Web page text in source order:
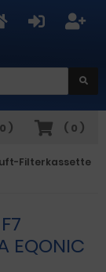
( 0 )
0 )
Filterkassette
EQONIC